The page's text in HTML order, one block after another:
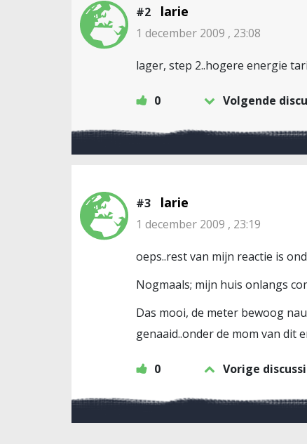
#2 larie
1 december 2009 , 23:08
lager, step 2..hogere energie
0 Volgende
#3 larie
1 december 2009 , 23:19
oeps..rest van mijn reactie is
Nogmaals; mijn huis onlangs
Das mooi, de meter bewoog
genaaid..onder de mom van dit
0 Vorige